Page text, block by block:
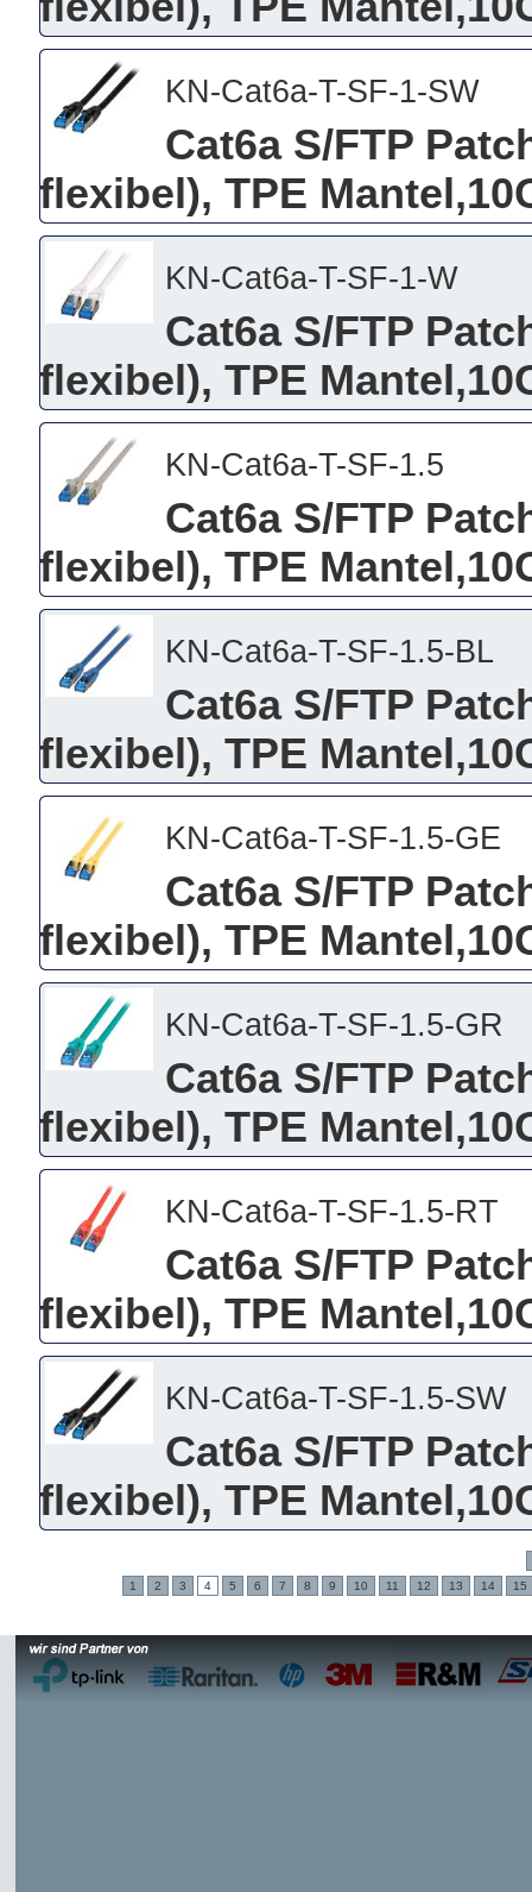
KN-Cat6a-T-SF-1-SW
Cat6a S/FTP
flexibel), TPE
KN-Cat6a-T-SF-1-W
Cat6a S/FTP
flexibel), TPE
KN-Cat6a-T-SF-1.5
Cat6a S/FTP
flexibel), TPE
KN-Cat6a-T-SF-1.5-BL
Cat6a S/FTP
flexibel), TPE
KN-Cat6a-T-SF-1.5-GE
Cat6a S/FTP
flexibel), TPE
KN-Cat6a-T-SF-1.5-GR
Cat6a S/FTP
flexibel), TPE
KN-Cat6a-T-SF-1.5-RT
Cat6a S/FTP
flexibel), TPE
KN-Cat6a-T-SF-1.5-SW
Cat6a S/FTP
flexibel), TPE
1 2 3 4 5 6 7 8 9 10 11 12 13 14 15